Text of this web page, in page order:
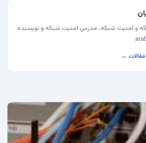
امنیت شبکه، مدرس امنیت شبکه و نویسنده
←